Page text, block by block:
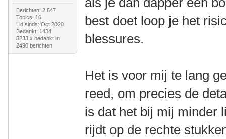
Berichten: 2.647
Topics: 16
Lid sinds: Oct 2020
Bedankt: 1434
5233 x bedankt in
2490 berichten
best doet loop je het
blessures.
Het is voor mij te lang
reed, om precies de
is dat het bij mij minder
rijdt op de rechte